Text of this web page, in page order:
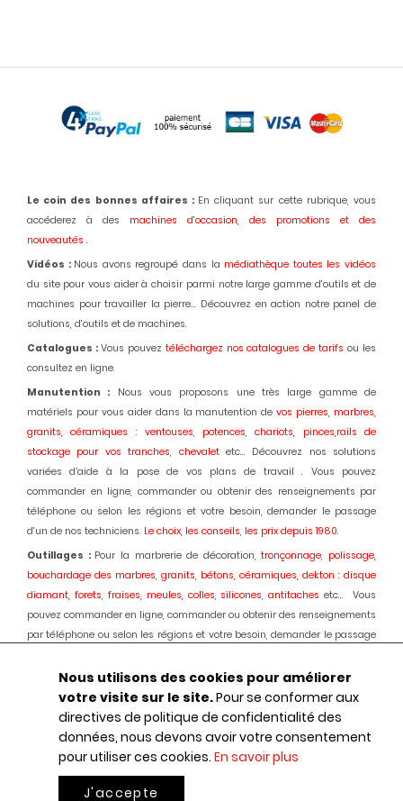
Le coin des bonnes affaires : En cliquant sur cette rubrique, vous
accéderez à des machines d'occasion, des promotions et des
nouveautés .
Vidéos : Nous avons regroupé dans la médiathèque toutes les vidéos
du site pour vous aider à choisir parmi notre large gamme d'outils et de
machines pour travailler la pierre... Découvrez en action notre panel de
solutions, d'outils et de machines.
Catalogues : Vous pouvez téléchargez nos catalogues de tarifs ou les
consultez en ligne.
Manutention : Nous vous proposons une très large gamme de
matériels pour vous aider dans la manutention devos pierres, marbres,
granits, céramiques : ventouses, potences, chariots, pinces,rails de
stockage pour vos tranches, chevalet etc... Découvrez nos solutions
variées d’aide à la pose de vos plans de travail . Vous pouvez
commander en ligne, commander ou obtenir des renseignements par
téléphone ou selon les régions et votre besoin, demander le passage
d'un de nos techniciens. Le choix, les conseils, les prix depuis 1980.
Outillages : Pour la marbrerie de décoration,tronçonnage, polissage,
bouchardage des marbres, granits, bétons, céramiques, dekton : disque
diamant, forets, fraises, meules, colles, silicones, antitaches etc... Vous
pouvez commander en ligne, commander ou obtenir des renseignements
par téléphone ou selon les régions et votre besoin, demander le passage
Machines : Pour la marbrerie de décoration, usinage et polissage des
marbres, granits, bétons, céramiques, dekton :Débiteuses, découpes jet
d'eau, polissage automatique des chants, centres d'usinages 3 et 5 axes,
robot, fil diamant, traitement des boues, aspiration des poussières,
ponçage de sols marbres et granits, équipements portatifs en
pneumatiqueetc... : Une offre globale au service de votre activité.
le conseil, les prix, depuis 1980.
Nous utilisons des cookies pour améliorer
votre visite sur le site.Pour se conformer aux
directives de politique de confidentialité des
données, nous devons avoir votre consentement
pour utiliser ces cookies. En savoir plus
J'accepte